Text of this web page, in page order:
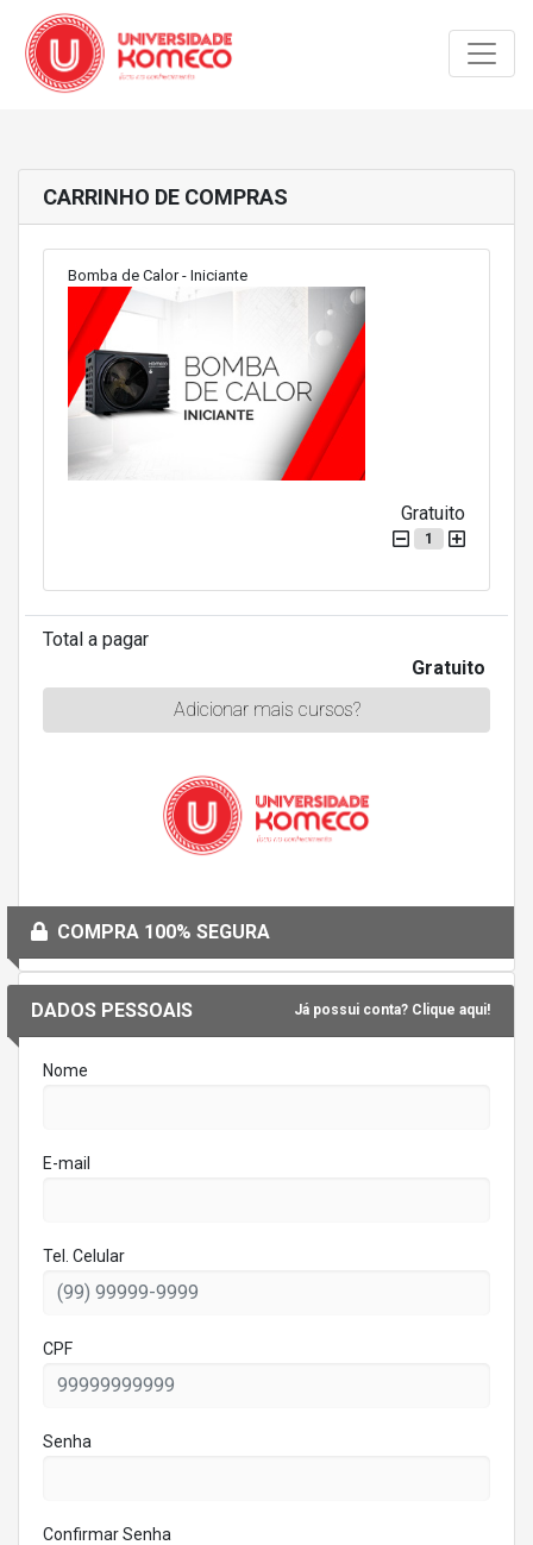
DADOS PESSOAIS Já possui conta? Clique aqui!
Nome
E-mail
Tel. Celular
CPF
Senha
Confirmar Senha
CARRINHO DE COMPRAS
Bomba de Calor - Iniciante
Gratuito
1
Total a pagar
Gratuito
Adicionar mais cursos?
COMPRA 100% SEGURA